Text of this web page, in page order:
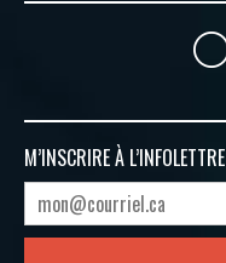
M’INSCRIRE À L’INFOLETTRE